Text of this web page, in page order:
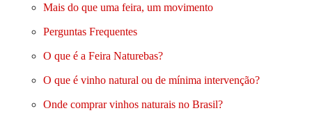
Mais do que uma feira, um movimento
Perguntas Frequentes
O que é a Feira Naturebas?
O que é vinho natural ou de mínima intervenção?
Onde comprar vinhos naturais no Brasil?